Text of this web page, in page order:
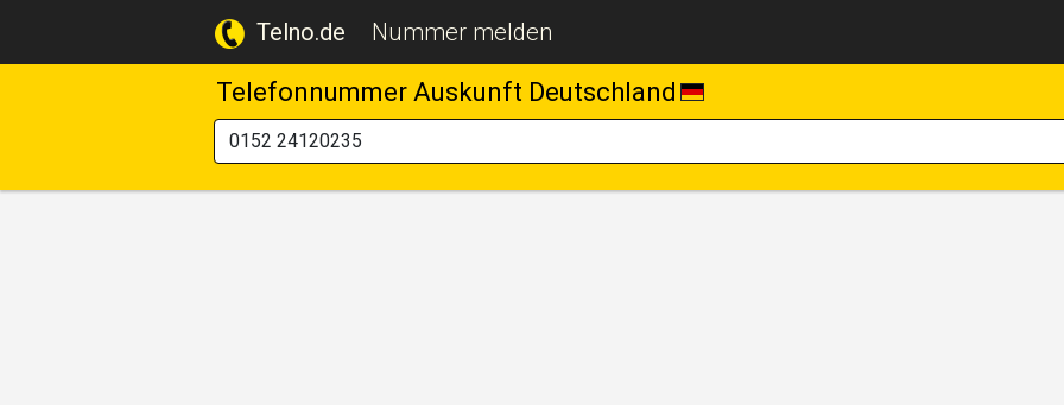
Telno.de Nummer melden
Telefonnummer Auskunft Deutschland